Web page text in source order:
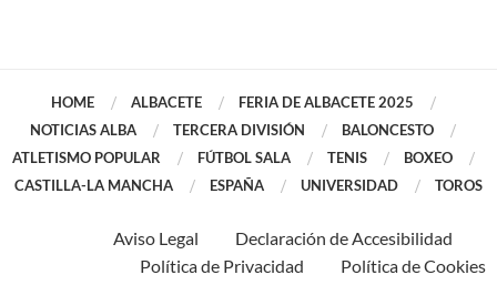
HOME ALBACETE
FERIA DE ALBACETE 2025
NOTICIAS ALBA
TERCERA DIVISIÓN
BALONCESTO
ATLETISMO POPULAR
FÚTBOL SALA TENIS
BOXEO
CASTILLA-LA MANCHA
ESPAÑA UNIVERSIDAD TOROS
Aviso Legal
Declaración de Accesibilidad
Política de Privacidad
Política de Cookies